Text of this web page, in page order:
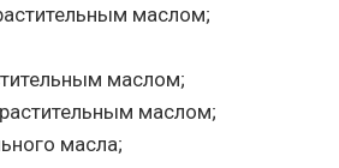
маслом;
маслом;
маслом;
масла;